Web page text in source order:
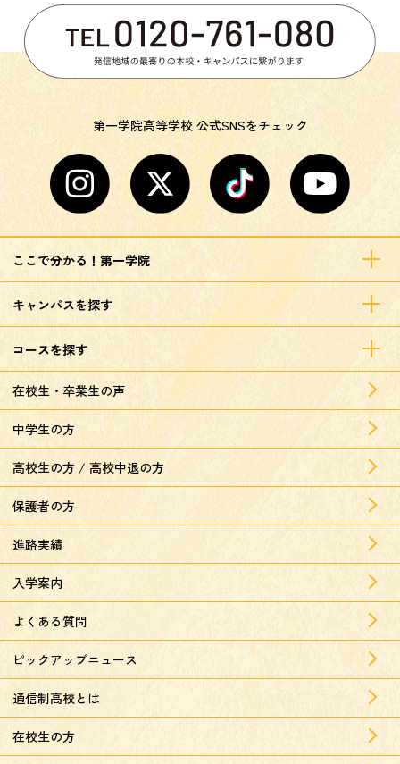
第一学院高等学校 公式SNSをチェック
ここで分かる！第一学院
キャンパスを探す
コースを探す
在校生・卒業生の声
中学生の方
高校生の方 / 高校中退の方
保護者の方
進路実績
入学案内
よくある質問
ピックアップニュース
通信制高校とは
在校生の方